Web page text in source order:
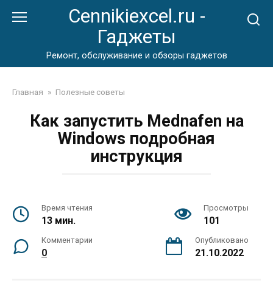
Cennikiexcel.ru -
Гаджеты
Ремонт, обслуживание и обзоры гаджетов
Главная » Полезные советы
Как запустить Mednafen на
Windows подробная
инструкция
Время чтения
13 мин.
Просмотры
101
Комментарии
0
Опубликовано
21.10.2022